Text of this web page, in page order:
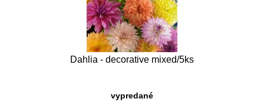
Dahlia - decorative mixed/5ks
vypredané